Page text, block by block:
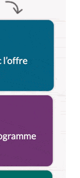
» à
de nous
ce que
Il nous a
!
/
de